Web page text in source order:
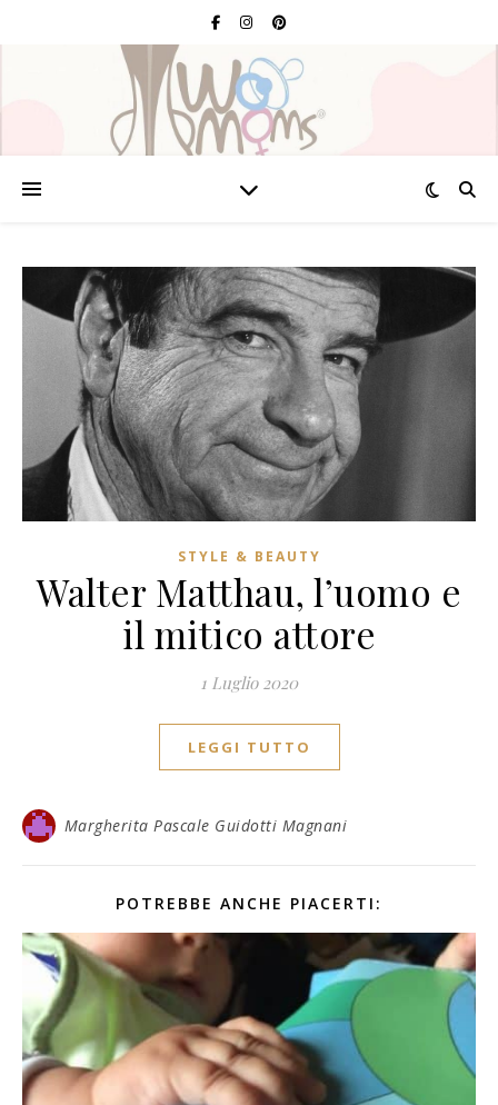
STYLE & BEAUTY
Walter Matthau, l’uomo e
il mitico attore
1 Luglio 2020
LEGGI TUTTO
Margherita Pascale Guidotti Magnani
POTREBBE ANCHE PIACERTI: